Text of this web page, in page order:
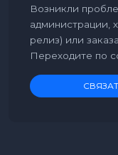
Возникли
администрации,
релиз) или
Переходите по